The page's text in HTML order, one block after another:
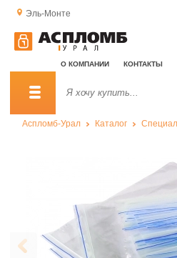
Эль-Монте
О КОМПАНИИ КОНТАКТЫ
Аспломб-Урал Каталог